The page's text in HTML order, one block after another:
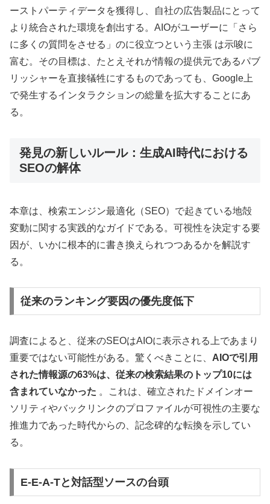
ーストパーティデータを獲得し、自社の広告製品にとって
より統合された環境を創出する。AIOがユーザーに「さら
に多くの質問をさせる」のに役立つという主張 は示唆に
富む。その目標は、たとえそれが情報の提供元であるパブ
リッシャーを直接犠牲にするものであっても、Google上
で発生するインタラクションの総量を拡大することにあ
る。
発見の新しいルール：生成AI時代における
SEOの解体
本章は、検索エンジン最適化（SEO）で起きている地殻
変動に関する実践的なガイドである。可視性を決定する要
因が、いかに根本的に書き換えられつつあるかを解説す
る。
従来のランキング要因の優先度低下
調査によると、従来のSEOはAIOに表示される上であまり
重要ではない可能性がある。驚くべきことに、 AIOで引用
された情報源の63%は、従来の検索結果のトップ10には
含まれていなかった 。これは、確立されたドメインオー
ソリティやバックリンクのプロファイルが可視性の主要な
推進力であった時代からの、記念碑的な転換を示してい
る。
E-E-A-Tと対話型ソースの台頭